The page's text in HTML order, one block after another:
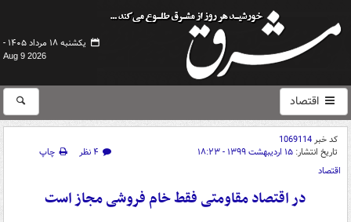
یکشنبه ۱۸ مرداد ۱۴۰۵ -
Aug 9 2026
اقتصاد
کد خبر1069114
تاریخ انتشار: ۱۵ اردیبهشت ۱۳۹۹ - ۱۸:۲۳ ۴ نظر
چاپ
اقتصاد
در اقتصاد مقاومتی فقط خام فروشی مجاز است